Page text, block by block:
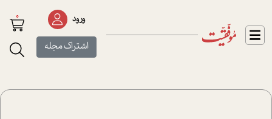
ورود
اشتراک مجله
0